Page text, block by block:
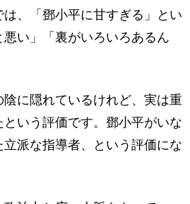
、「鄧小平に甘すぎる」とい
い」「裏がいろいろあるん
に隠れているけれど、実は重
いう評価です。鄧小平がいな
派な指導者、という評価にな